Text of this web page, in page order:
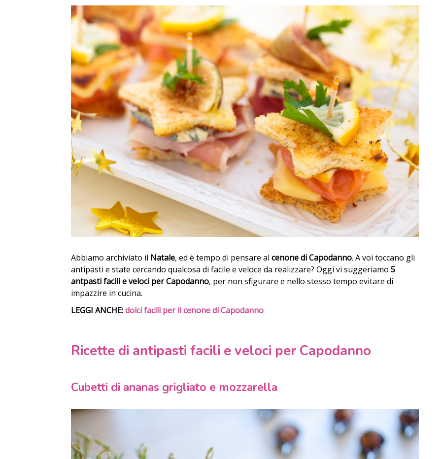
Abbiamo archiviato il Natale, ed è tempo di pensare alcenone di Capodanno. A voi toccano gli
antipasti e state cercando qualcosa di facile e veloce da realizzare? Oggi vi suggeriamo5
antpasti facili e veloci per Capodanno, per non sfigurare e nello stesso tempo evitare di
impazzire in cucina.
LEGGI ANCHE:dolci facili per il cenone di Capodanno
Ricette di antipasti facili e veloci per Capodanno
Cubetti di ananas grigliato e mozzarella